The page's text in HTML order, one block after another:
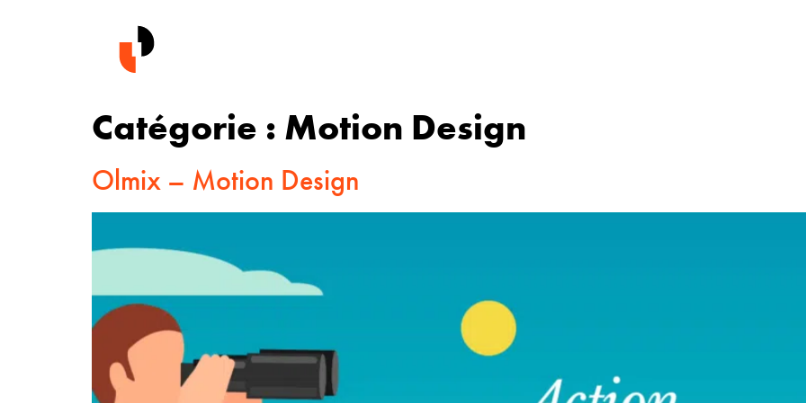
Catégorie : Motion Design
Olmix – Motion Design